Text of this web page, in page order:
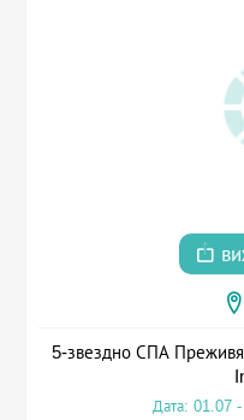
5-звездно СПА
Дата: 01.07